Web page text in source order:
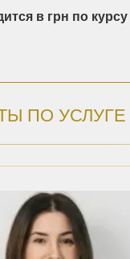
в грн по
ПО УСЛУГЕ